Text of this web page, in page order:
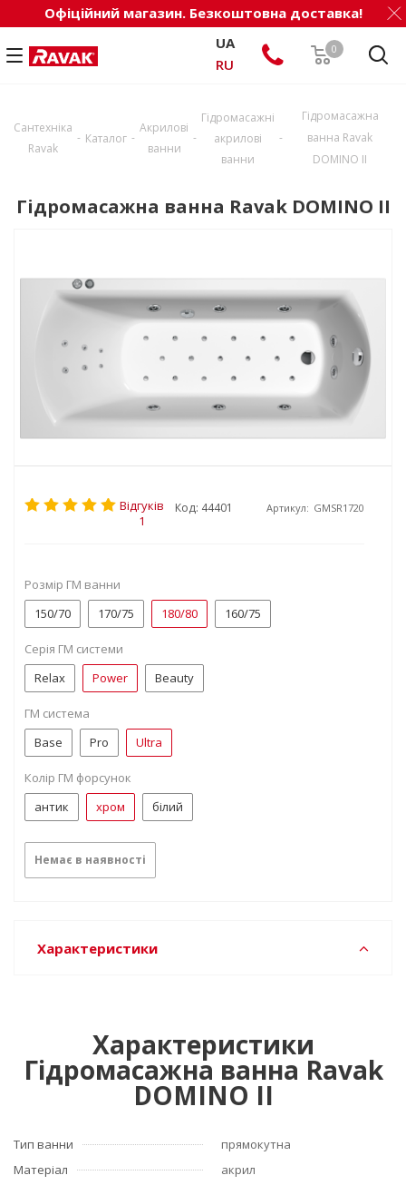
Офіційний магазин. Безкоштовна доставка!
0
UA
RU
Сантехніка
Ravak
- Каталог -
Акрилові
ванни
-
Гідромасажні
акрилові
ванни
-
Гідромасажна
ванна Ravak
DOMINO II
Гідромасажна ванна Ravak DOMINO II
Відгуків
1
Код: 44401 Артикул: GMSR1720
Розмір ГМ ванни
150/70
170/75 180/80 160/75
Серія ГМ системи
Relax
Power Beauty
ГМ система
Base
Pro Ultra
Колір ГМ форсунок
антик
хром білий
Немає в наявності
Характеристики
Характеристики
Гідромасажна ванна Ravak
DOMINO II
Тип ванни
прямокутна
Матеріал
акрил